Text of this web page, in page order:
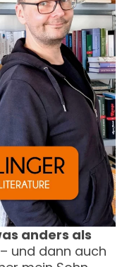
anders als
und dann auch